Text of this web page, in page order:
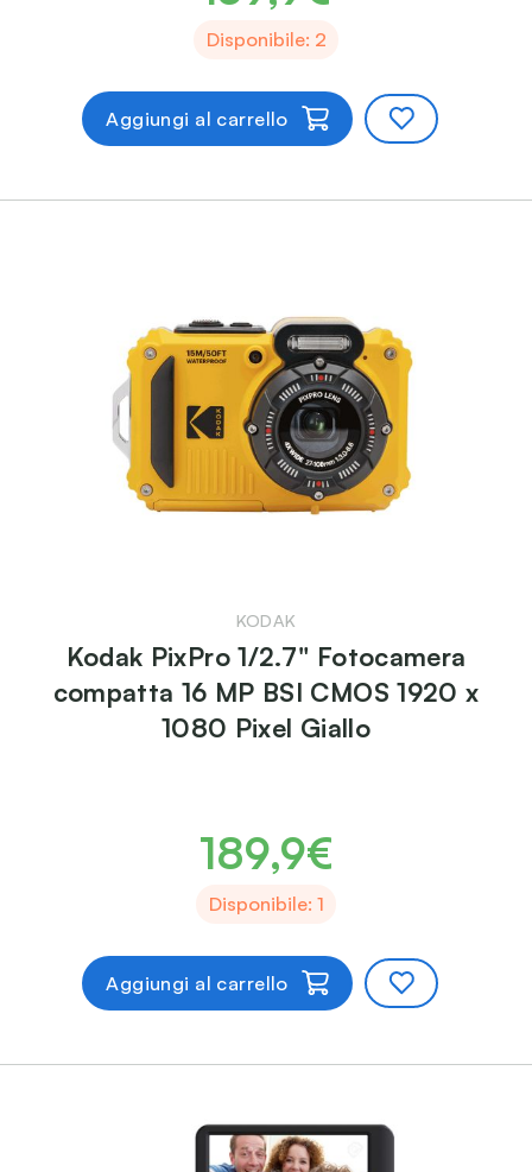
Disponibile: 2
Aggiungi al carrello
KODAK
Kodak PixPro 1/2.7" Fotocamera
compatta 16 MP BSI CMOS 1920 x
1080 Pixel Giallo
189,9€
Disponibile: 1
Aggiungi al carrello